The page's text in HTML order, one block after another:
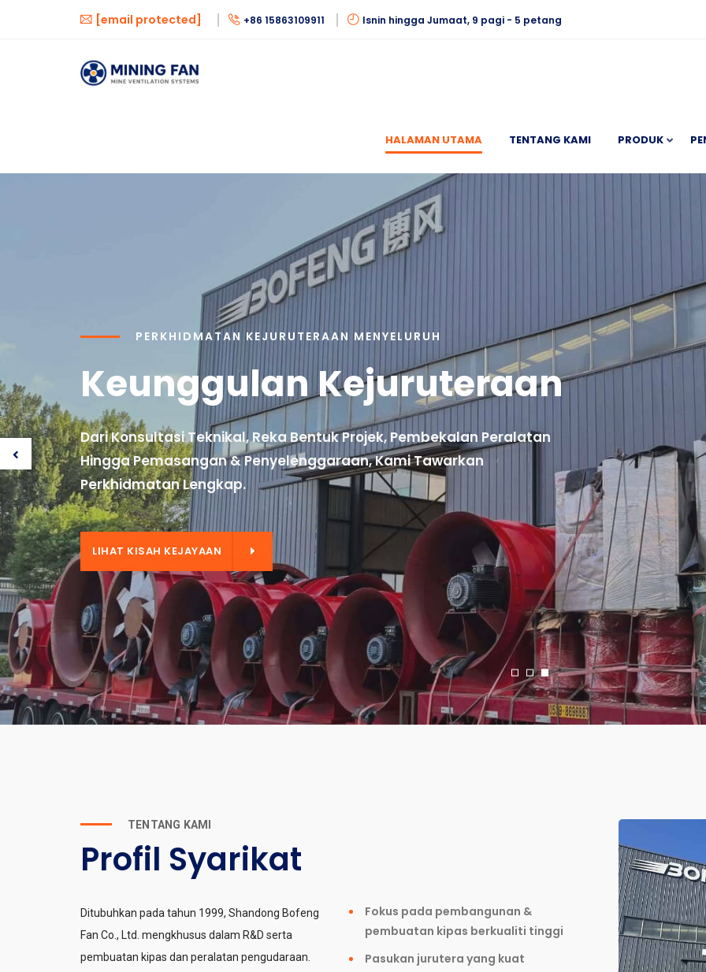
[email protected] +86 15863109911 Isnin hingga Jumaat, 9 pagi - 5 petang
HALAMAN UTAMA TENTANG KAMI PRODUK
KETAHUI LEBIH BANYAK PENYELESAIAN
TENTANG KAMI
Profil Syarikat
Ditubuhkan pada tahun 1999, Shandong Bofeng
Fan Co., Ltd. mengkhusus dalam R&D serta
pembuatan kipas dan peralatan pengudaraan.
Fokus pada pembangunan &
pembuatan kipas berkualiti tinggi
Pasukan jurutera yang kuat